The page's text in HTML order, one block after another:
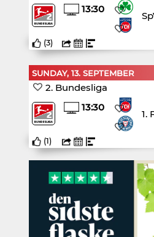
13:30
(3)
SUNDAY, 13. SEPTEMBER
2. Bundesliga
13:30
1.
(1)